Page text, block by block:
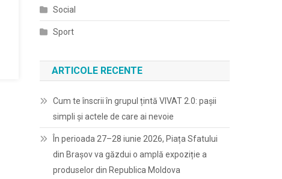
Social
Sport
ARTICOLE RECENTE
Cum te înscrii în grupul țintă VIVAT 2.0: pașii
simpli și actele de care ai nevoie
În perioada 27–28 iunie 2026, Piața Sfatului
din Brașov va găzdui o amplă expoziție a
produselor din Republica Moldova